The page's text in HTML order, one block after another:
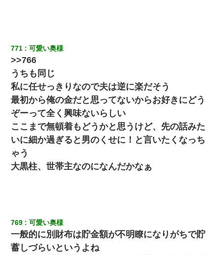
771 可愛い奥様
>>766
うちも同じ
私に任せっきりなので夫は逆に楽だそう
最初から俺の金だと思ってないからお好きにどう
ぞーって全く興味ないらしい
ここまで無頓着もどうかと思うけど、先の話みた
いに細か過ぎると男のくせに！と言いたくなっち
ゃう
大黒柱、世帯主なのになんだかなぁ
769 可愛い奥様
一般的に別財布は貯金額が不明瞭になりがちで貯
蓄しづらいというよね